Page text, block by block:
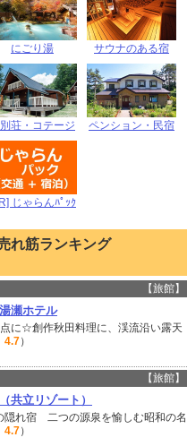
にごり湯 サウナのある宿
荘・コテージ ペンション・民宿
じゃらんﾊﾟｯｸ
れ筋ランキング
【旅館】
瀬ホテル
に☆創作秋田料理に、渓流沿い露天
4.7）
【旅館】
立リゾート）
れ宿 二つの源泉を愉しむ昭和の名
4.7）